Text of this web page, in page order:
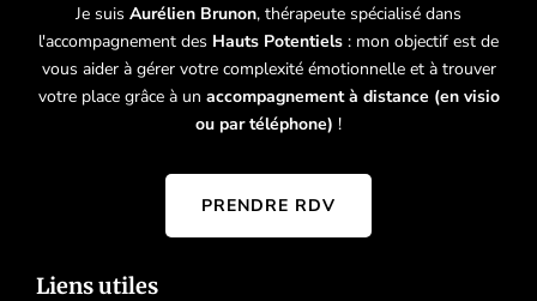
Je suis Aurélien Brunon, thérapeute spécialisé dans
l'accompagnement des Hauts Potentiels : mon objectif est de
vous aider à gérer votre complexité émotionnelle et à trouver
votre place grâce à un accompagnement à distance (en visio
ou par téléphone) !
PRENDRE RDV
Liens utiles